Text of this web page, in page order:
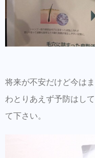
将来が不安だけど今は
わとりあえず予防はし
て下さい。